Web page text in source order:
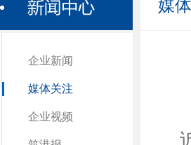
企业新闻
媒体关注
企业视频
媒